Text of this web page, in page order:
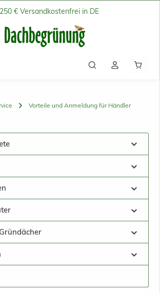
€ Versandkostenfrei in DE
Vorteile und Anmeldung für Händler